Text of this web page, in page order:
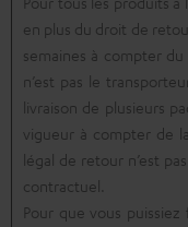
en plus du droit de
semaines à compter
n’est pas le
livraison de plusieurs
vigueur à compter de
légal de retour n’est
contractuel.
Pour que vous